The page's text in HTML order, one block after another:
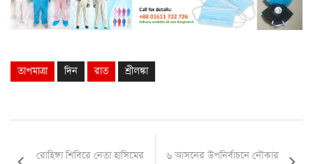
তাপমাত্রা দিন রাত শ্রীলঙ্কা
রোহিঙ্গা শিবিরে নেতা হাসিমের
৬ আসনের উপনির্বাচনে নৌকার